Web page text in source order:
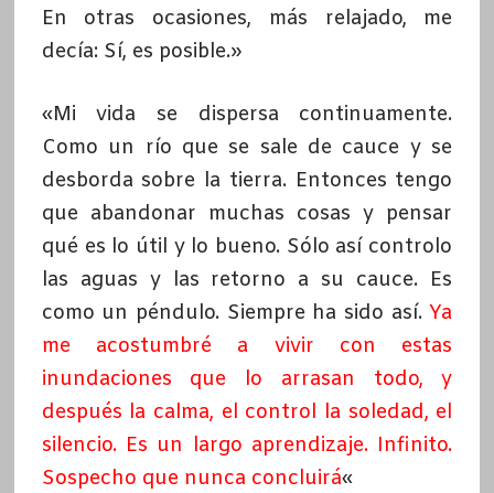
En otras ocasiones, más relajado, me
decía: Sí, es posible.»
«Mi vida se dispersa continuamente.
Como un río que se sale de cauce y se
desborda sobre la tierra. Entonces tengo
que abandonar muchas cosas y pensar
qué es lo útil y lo bueno. Sólo así controlo
las aguas y las retorno a su cauce. Es
como un péndulo. Siempre ha sido así.Ya
me acostumbré a vivir con estas
inundaciones que lo arrasan todo, y
después la calma, el control la soledad, el
silencio. Es un largo aprendizaje. Infinito.
Sospecho que nunca concluirá«